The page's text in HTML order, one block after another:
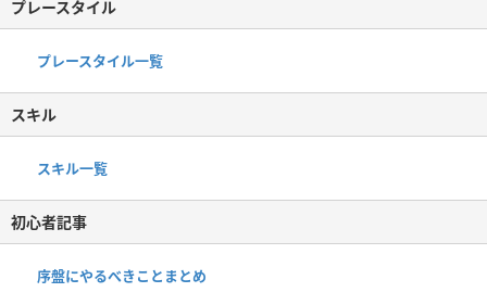
プレースタイル
プレースタイル一覧
スキル
スキル一覧
初心者記事
序盤にやるべきことまとめ